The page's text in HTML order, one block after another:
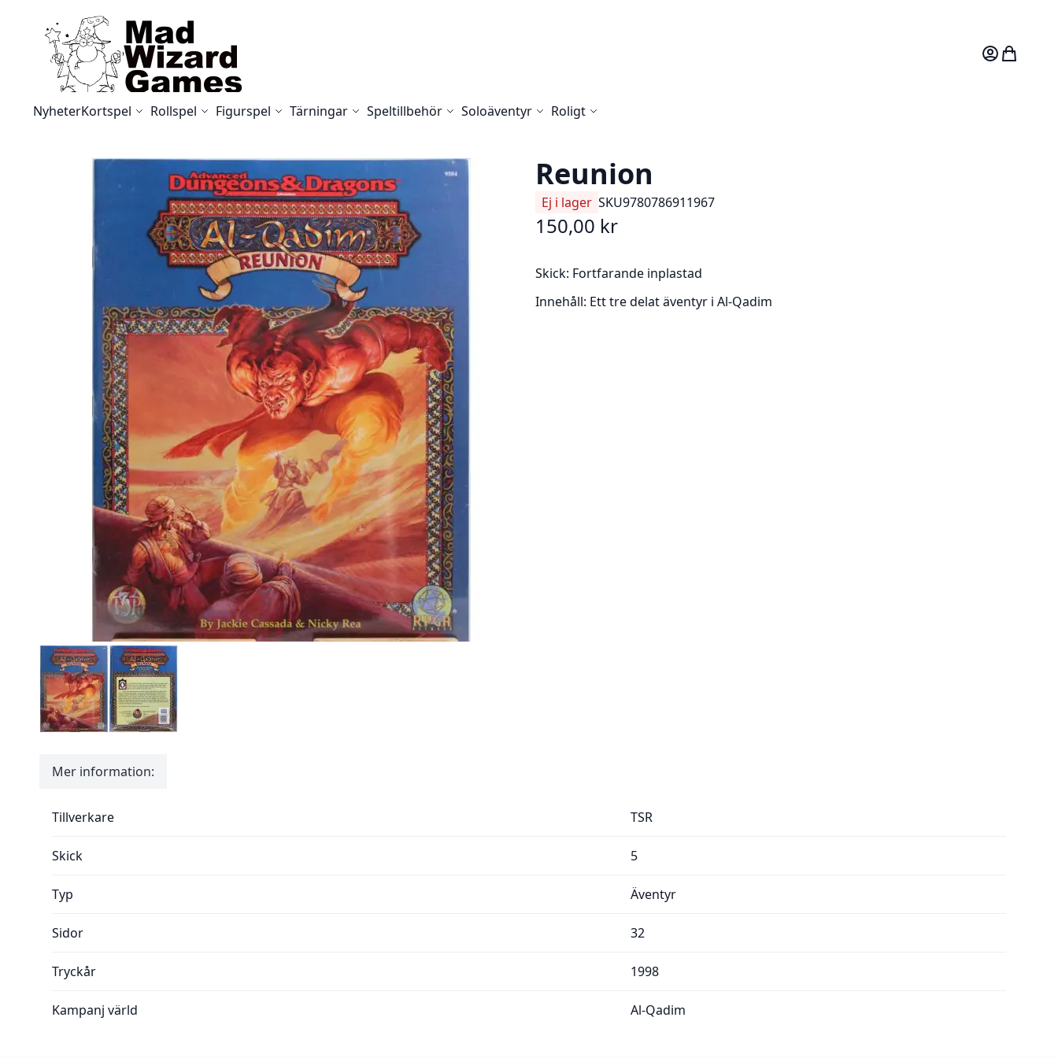
Skip to Content
Mitt konto
NyheterKortspel Rollspel Figurspel Tärningar Speltillbehör Soloäventyr Roligt
Reunion
Ej i lager SKU9780786911967
150,00 kr
Skick: Fortfarande inplastad
Innehåll: Ett tre delat äventyr i Al-Qadim
Mer information:
Tillverkare TSR
Skick 5
Typ Äventyr
Sidor 32
Tryckår 1998
Kampanj värld Al-Qadim